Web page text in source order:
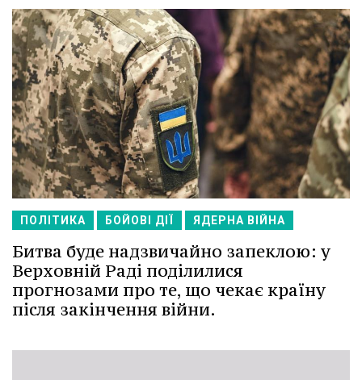
ПОЛІТИКА БОЙОВІ ДІЇ ЯДЕРНА ВІЙНА
Битва буде надзвичайно запеклою: у
Верховній Раді поділилися
прогнозами про те, що чекає країну
після закінчення війни.